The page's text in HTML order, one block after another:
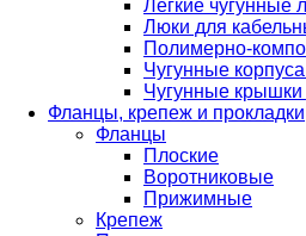
Легкие чугунные
Люки для
Полимерно-
Чугунные
Чугунные
Фланцы, крепеж и прокладки
Фланцы
Плоские
Воротниковые
Прижимные
Крепеж